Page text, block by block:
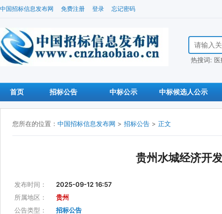
中国招标信息发布网 免费注册 登录 忘记密码
搜索招标信
热搜词:
首页 招标公告 中标公示 中标候选人公示
您所在的位置： 中国招标信息发布网 > 招标公告 > 正文
贵州水城经济开
发布时间：
2025-09-12 16:57
所属地区：
贵州
公告类型：
招标公告